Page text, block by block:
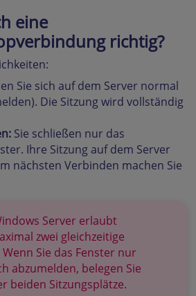
eine
richtig?
Sie sich auf dem Server normal
Die Sitzung wird vollständig
Sie schließen nur das
Ihre Sitzung auf dem Server
nächsten Verbinden machen Sie
Server erlaubt
zwei gleichzeitige
Sie das Fenster nur
abzumelden, belegen Sie
beiden Sitzungsplätze.